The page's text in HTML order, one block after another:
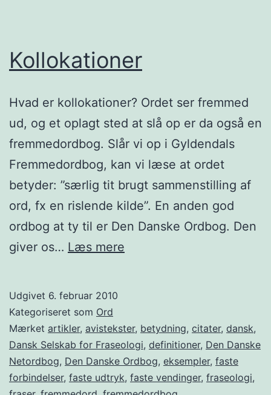
Kollokationer
Hvad er kollokationer? Ordet ser fremmed
ud, og et oplagt sted at slå op er da også en
fremmedordbog. Slår vi op i Gyldendals
Fremmedordbog, kan vi læse at ordet
betyder: ”særlig tit brugt sammenstilling af
ord, fx en rislende kilde”. En anden god
ordbog at ty til er Den Danske Ordbog. Den
giver os… Læs mere
Udgivet 6. februar 2010
Kategoriseret som Ord
Mærket artikler, avistekster, betydning, citater, dansk,
Dansk Selskab for Fraseologi, definitioner, Den Danske
Netordbog, Den Danske Ordbog, eksempler, faste
forbindelser, faste udtryk, faste vendinger, fraseologi,